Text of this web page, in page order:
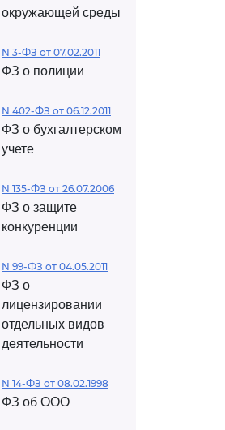
окружающей среды
N 3-ФЗ от 07.02.2011
ФЗ о полиции
N 402-ФЗ от 06.12.2011
ФЗ о бухгалтерском
учете
N 135-ФЗ от 26.07.2006
ФЗ о защите
конкуренции
N 99-ФЗ от 04.05.2011
ФЗ о
лицензировании
отдельных видов
деятельности
N 14-ФЗ от 08.02.1998
ФЗ об ООО